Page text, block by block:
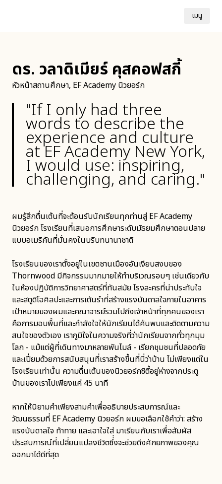
เมนู
ดร. วลาดิเมียร์ คุสคอฟสกี้
หัวหน้าสถานศึกษา, EF Academy นิวยอร์ก
"If I only had three
words to describe the
experience and culture
at EF Academy New York,
I would use: inspiring,
challenging, and caring."
ผมรู้สึกตื่นเต้นที่จะต้อนรับนักเรียนทุกท่านสู่ EF Academy
นิวยอร์ก โรงเรียนที่เสนอการศึกษาระดับมัธยมศึกษาตอนปลาย
แบบอเมริกันที่มั่นคงในบริบทนานาชาติ
โรงเรียนของเราตั้งอยู่ในเขตชานเมืองอันเงียบสงบของ
Thornwood มีกิจกรรมมากมายให้ทำบริเวณรอบๆ เช่นเดียวกับ
ในห้องปฏิบัติการวิทยาศาสตร์ที่ทันสมัย โรงละครที่น่าประทับใจ
และสตูดิโอศิลปะและการเต้นรำที่สร้างแรงบันดาลใจภายในอาคาร
เป้าหมายของผมและคณาจารย์รวมไปถึงเจ้าหน้าที่ทุกคนของเรา
คือการมอบพื้นที่และกำลังใจให้นักเรียนได้ค้นพบและติดตามความ
สนใจของตัวเอง เราภูมิใจในความจริงที่ว่านักเรียนจากทั่วทุกมุม
โลก - แม้แต่ผู้ที่เดินทางมาหลายพันไมล์ - เรียกชุมชนที่ปลอดภัย
และเปี่ยมด้วยการสนับสนุนที่เราสร้างขึ้นที่นี่ว่าบ้าน ไม่เพียงแต่ใน
โรงเรียนเท่านั้น ความตื่นเต้นของนิวยอร์กซิตี้อยู่ห่างจากประตู
บ้านของเราไปเพียงแค่ 45 นาที
หากให้นิยามคำเพียงสามคำเพื่ออธิบายประสบการณ์และ
วัฒนธรรมที่ EF Academy นิวยอร์ก ผมขอเลือกใช้คำว่า: สร้าง
แรงบันดาลใจ ท้าทาย และเอาใจใส่ มาเรียนกับเราเพื่อสัมผัส
ประสบการณ์ที่เปลี่ยนแปลงชีวิตซึ่่งจะช่วยดึงศักยภาพของคุณ
ออกมาได้ดีที่สุด